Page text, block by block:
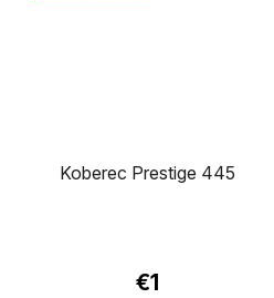
Koberec Prestige 445
€1